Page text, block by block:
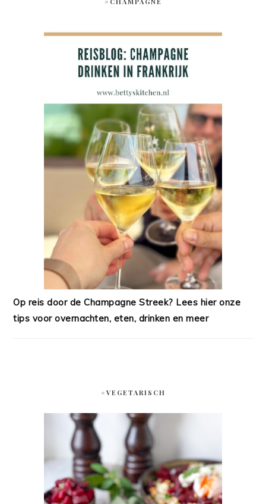
Op reis door de Champagne Streek? Lees hier onze
tips voor overnachten, eten, drinken en meer
#VEGETARISCH